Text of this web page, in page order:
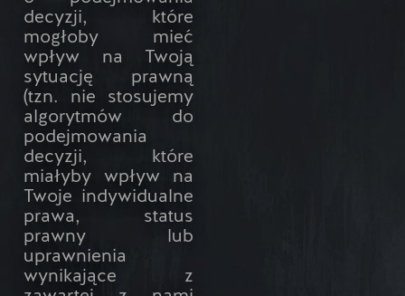
decyzji, które
mogłoby mieć
wpływ na Twoją
sytuację prawną
(tzn. nie stosujemy
algorytmów do
podejmowania
decyzji, które
miałyby wpływ na
Twoje indywidualne
prawa, status
prawny lub
uprawnienia
wynikające z